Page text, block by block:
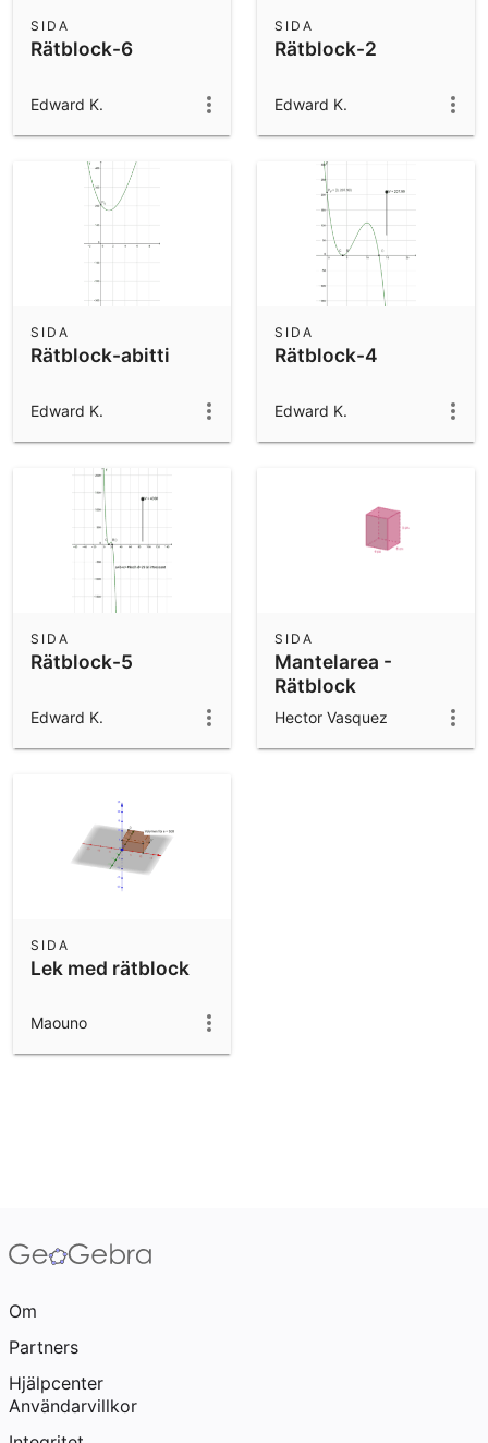
Rätblock-6
SIDA
Edward K.
Rätblock-2
SIDA
Edward K.
Rätblock-abitti
SIDA
Edward K.
Rätblock-4
SIDA
Edward K.
Rätblock-5
SIDA
Edward K.
Mantelarea -
Rätblock
SIDA
Hector Vasquez
Lek med rätblock
SIDA
Maouno
Om
Partners
Hjälpcenter
Användarvillkor